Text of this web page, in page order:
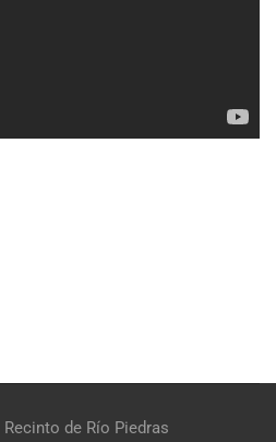
Recinto de Río Piedras